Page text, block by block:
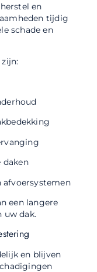
en
tijdig
schade en
daken
afvoersystemen
een langere
uw dak.
en blijven